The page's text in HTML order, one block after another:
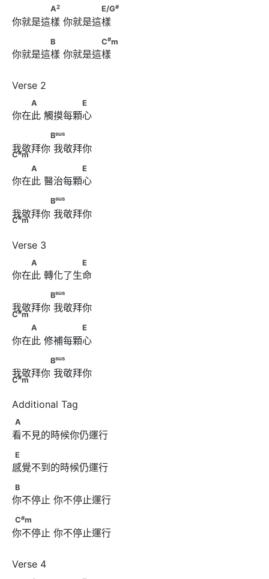
A2 E/G
A2 E/G#
你就是這樣 你就是這樣
B　      　　　　C
B C#m
你就是這樣 你就是這樣
A　      　　　　E
A E
你在此 觸摸每顆⼼
Bsus
Bsus
C#m
我敬拜你 我敬拜你
A　      　　　　E
A E
你在此 醫治每顆⼼
Bsus
Bsus
C#m
我敬拜你 我敬拜你
A　      　　　 E
A E
你在此 轉化了⽣命
Bsus
Bsus
C#m
我敬拜你 我敬拜你
A　      　　　　E
A E
你在此 修補每顆⼼
Bsus
Bsus
C#m
我敬拜你 我敬拜你
A
A
看不見的時候你仍運行
E
E
感覺不到的時候仍運行
B
B
你不停止 你不停止運行
C#m
C#m
你不停止 你不停止運行